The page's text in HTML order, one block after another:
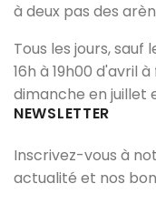
à deux pas des
Tous les jours, sauf
16h à 19h00 d'avril
dimanche en juillet
NEWSLETTER
Inscrivez-vous à
actualité et nos